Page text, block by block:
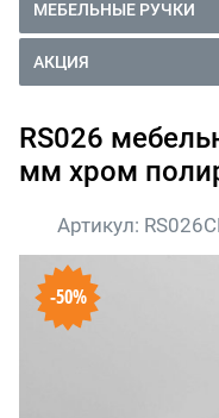
МЕБЕЛЬНЫЕ РУЧКИ
АКЦИЯ
RS026
мм хром
Артикул:
-50%